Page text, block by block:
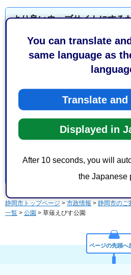
You can translate
same language as
Translate
Displayed in
After 10 seconds, you will
the Japanese
より良いウェブサイトにする
このページの情報は役に立ちま
2：ふつう
3：役に立たなかった
このページの情報は見つけやす
3：見つけにくかった
静岡市トップページ > 市政情報 > 静岡市のご
一覧 > 公園 > 草薙えびす公園
ページの先頭へ